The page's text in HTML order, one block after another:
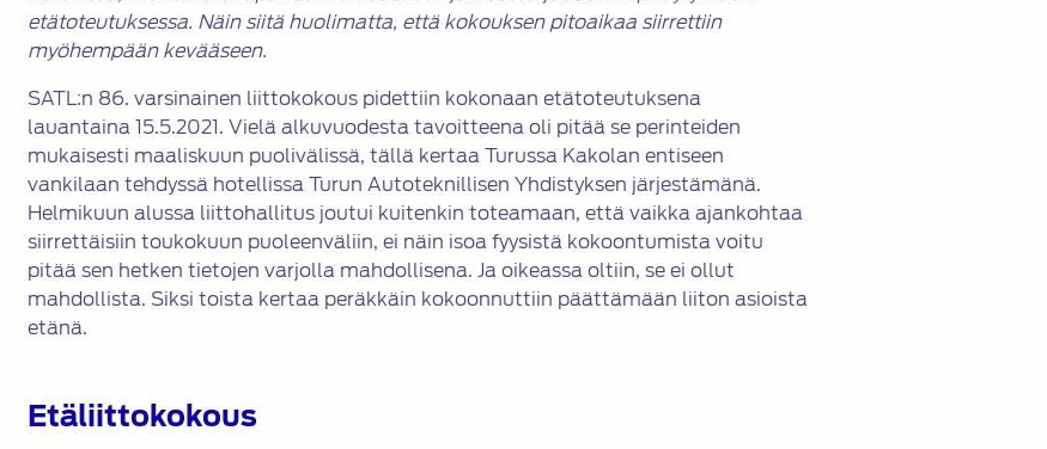
etätoteutuksessa. Näin siitä huolimatta, että kokouksen pitoaikaa siirrettiin
myöhempään kevääseen.
SATL:n 86. varsinainen liittokokous pidettiin kokonaan etätoteutuksena
lauantaina 15.5.2021. Vielä alkuvuodesta tavoitteena oli pitää se perinteiden
mukaisesti maaliskuun puolivälissä, tällä kertaa Turussa Kakolan entiseen
vankilaan tehdyssä hotellissa Turun Autoteknillisen Yhdistyksen järjestämänä.
Helmikuun alussa liittohallitus joutui kuitenkin toteamaan, että vaikka ajankohtaa
siirrettäisiin toukokuun puoleenväliin, ei näin isoa fyysistä kokoontumista voitu
pitää sen hetken tietojen varjolla mahdollisena. Ja oikeassa oltiin, se ei ollut
mahdollista. Siksi toista kertaa peräkkäin kokoonnuttiin päättämään liiton asioista
etänä.
Etäliittokokous